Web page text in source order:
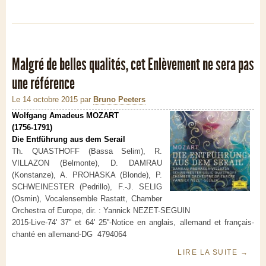
Malgré de belles qualités, cet Enlèvement ne sera pas
une référence
Le 14 octobre 2015 par Bruno Peeters
Wolfgang Amadeus MOZART
(1756-1791)
Die Entführung aus dem Serail
Th. QUASTHOFF (Bassa Selim), R.
VILLAZON (Belmonte), D. DAMRAU
(Konstanze), A. PROHASKA (Blonde), P.
SCHWEINESTER (Pedrillo), F.-J. SELIG
(Osmin), Vocalensemble Rastatt, Chamber
Orchestra of Europe, dir. : Yannick NEZET-SEGUIN
2015-Live-74' 37'' et 64' 25''-Notice en anglais, allemand et français-
chanté en allemand-DG 4794064
LIRE LA SUITE →